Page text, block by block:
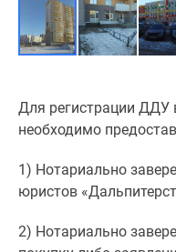
Для регистрации
необходимо
1) Нотариально
юристов
2) Нотариально